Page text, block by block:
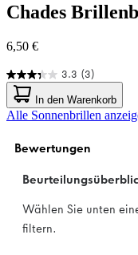
Chades
6,50 €
3.3 (3)
3.3
von
5
Sternen.
Bewertungen
In den Warenkorb
Alle Sonnenbrillen